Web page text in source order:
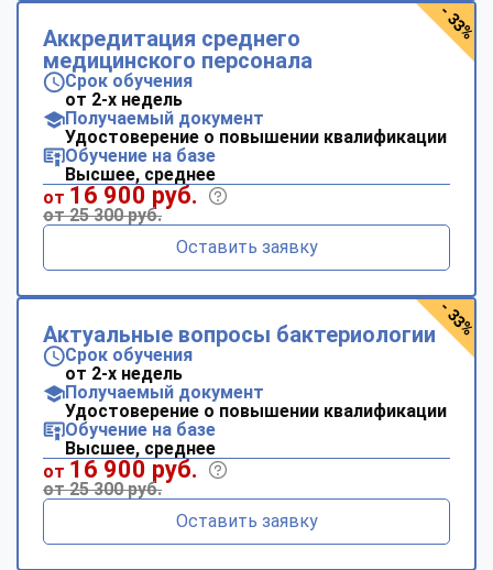
Аккредитация среднего
медицинского персонала
Срок обучения
от 2-х недель
Получаемый документ
Удостоверение о повышении квалификации
Обучение на базе
Высшее, среднее
от 16 900 руб.
от 25 300 руб.
Оставить заявку
- 33%
Актуальные вопросы бактериологии
Срок обучения
от 2-х недель
Получаемый документ
Удостоверение о повышении квалификации
Обучение на базе
Высшее, среднее
от 16 900 руб.
от 25 300 руб.
Оставить заявку
- 33%